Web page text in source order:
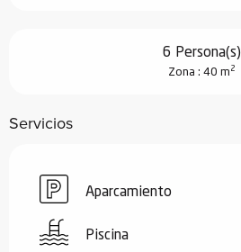
6 Persona(s)
Zona : 40 m 2
Servicios
Aparcamiento
Piscina